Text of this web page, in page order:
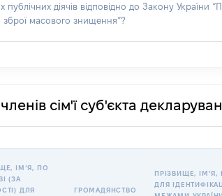
діячів відповідно до Закону
масового знищення”?
сім'ї суб'єкта
ІМʼЯ, ПО
(ЗА
ДЛЯ
ГРОМАДЯНСТВО
ПРІЗВИЩЕ, ІМʼЯ,
ДЛЯ